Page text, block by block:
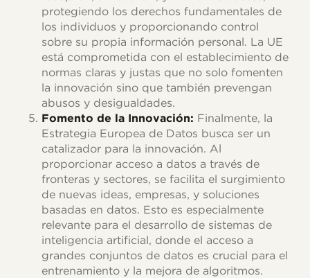
protegiendo los derechos fundamentales de
los individuos y proporcionando control
sobre su propia información personal. La UE
está comprometida con el establecimiento de
normas claras y justas que no solo fomenten
la innovación sino que también prevengan
abusos y desigualdades.
Fomento de la Innovación: Finalmente, la
Estrategia Europea de Datos busca ser un
catalizador para la innovación. Al
proporcionar acceso a datos a través de
fronteras y sectores, se facilita el surgimiento
de nuevas ideas, empresas, y soluciones
basadas en datos. Esto es especialmente
relevante para el desarrollo de sistemas de
inteligencia artificial, donde el acceso a
grandes conjuntos de datos es crucial para el
entrenamiento y la mejora de algoritmos.